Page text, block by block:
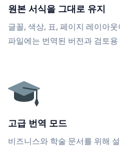
원본 서식을 그대로 유지
글꼴, 색상, 표, 페이지 레이아
파일에는 번역된 버전과 검토
고급 번역 모드
비즈니스와 학술 문서를 위해